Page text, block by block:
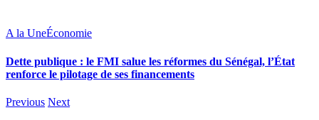
A la UneÉconomie
Dette publique : le FMI salue les réformes du Sénégal, l’État
renforce le pilotage de ses financements
Previous Next